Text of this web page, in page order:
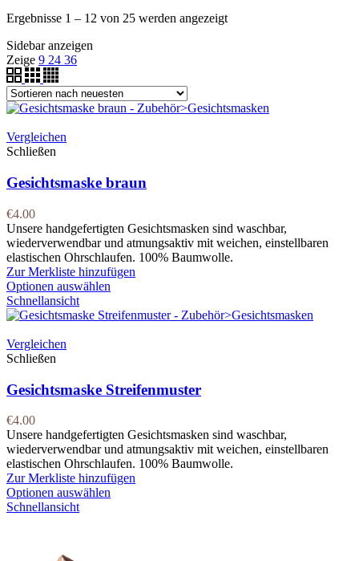
Ergebnisse 1 – 12 von 25 werden angezeigt
Sidebar anzeigen
Zeige 9 24 36
Vergleichen
Schließen
Gesichtsmaske braun
€4.00
Unsere handgefertigten Gesichtsmasken sind waschbar,
wiederverwendbar und atmungsaktiv mit weichen, einstellbaren
elastischen Ohrschlaufen. 100% Baumwolle.
Zur Merkliste hinzufügen
Optionen auswählen
Schnellansicht
Vergleichen
Schließen
Gesichtsmaske Streifenmuster
€4.00
Unsere handgefertigten Gesichtsmasken sind waschbar,
wiederverwendbar und atmungsaktiv mit weichen, einstellbaren
elastischen Ohrschlaufen. 100% Baumwolle.
Zur Merkliste hinzufügen
Optionen auswählen
Schnellansicht